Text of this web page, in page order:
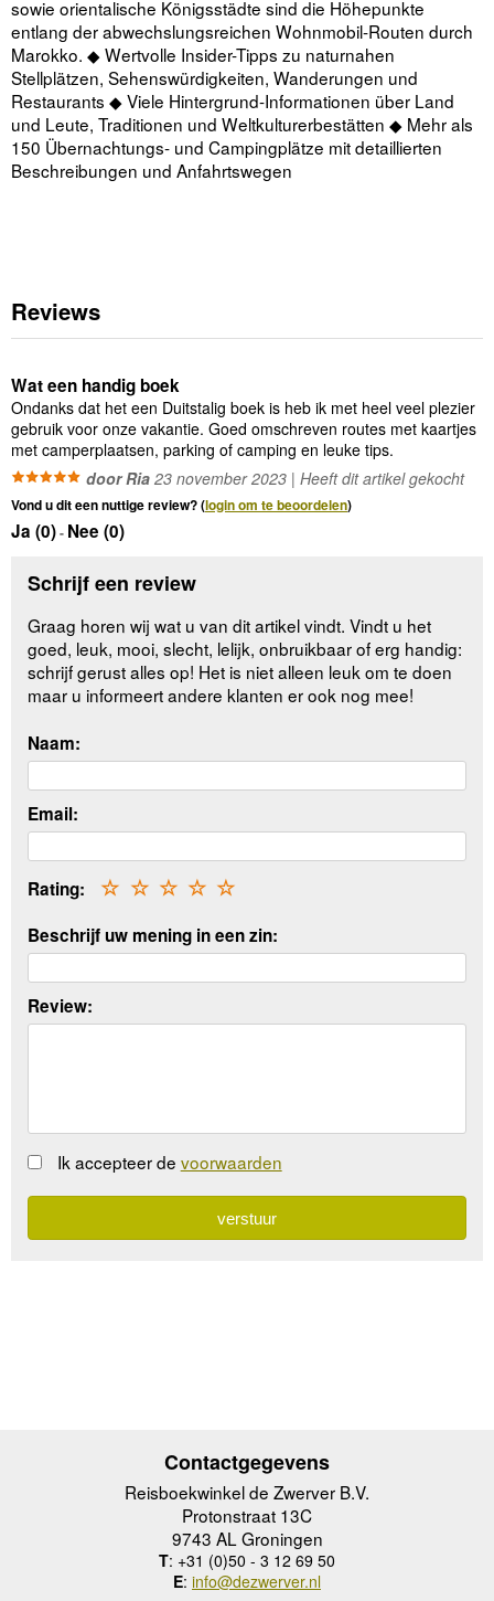
sowie orientalische Königsstädte sind die Höhepunkte
entlang der abwechslungsreichen Wohnmobil-Routen durch
Marokko. ◆ Wertvolle Insider-Tipps zu naturnahen
Stellplätzen, Sehenswürdigkeiten, Wanderungen und
Restaurants ◆ Viele Hintergrund-Informationen über Land
und Leute, Traditionen und Weltkulturerbestätten ◆ Mehr als
150 Übernachtungs- und Campingplätze mit detaillierten
Beschreibungen und Anfahrtswegen
Reviews
Wat een handig boek
Ondanks dat het een Duitstalig boek is heb ik met heel veel plezier
gebruik voor onze vakantie. Goed omschreven routes met kaartjes
met camperplaatsen, parking of camping en leuke tips.
door Ria 23 november 2023 | Heeft dit artikel gekocht
Vond u dit een nuttige review? (login om te beoordelen)
Ja (0)- Nee (0)
Schrijf een review
Graag horen wij wat u van dit artikel vindt. Vindt u het
goed, leuk, mooi, slecht, lelijk, onbruikbaar of erg handig:
schrijf gerust alles op! Het is niet alleen leuk om te doen
maar u informeert andere klanten er ook nog mee!
Naam:
Email:
Rating: ☆
☆
☆
☆
☆
Beschrijf uw mening in een zin:
Review:
Ik accepteer de voorwaarden
Contactgegevens
Reisboekwinkel de Zwerver B.V.
Protonstraat 13C
9743 AL Groningen
T: +31 (0)50 - 3 12 69 50
E: info@dezwerver.nl